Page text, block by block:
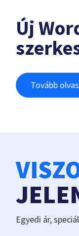
Új
Tovább
Egyedi ár,